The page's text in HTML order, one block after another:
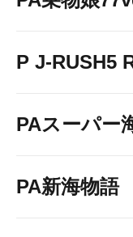
P J-RUSH5
PAスーパー
PA新海物語